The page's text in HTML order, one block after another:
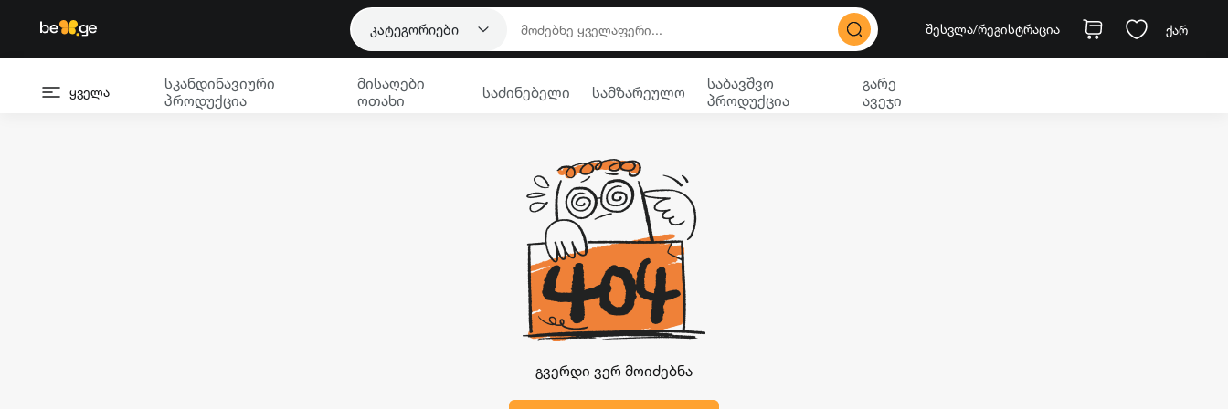
კატეგორიები შესვლა/რეგისტრაცია ქარ
ყველა
სკანდინავიური
პროდუქცია
მისაღები
ოთახი
საძინებელი სამზარეულო
საბავშვო
პროდუქცია
გარე
ავეჯი
გვერდი ვერ მოიძებნა